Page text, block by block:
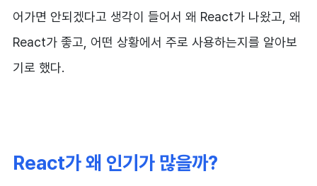
어가면 안되겠다고 생각이 들어서 왜 React가 나왔고, 왜
React가 좋고, 어떤 상황에서 주로 사용하는지를 알아보
기로 했다.
React가 왜 인기가 많을까?